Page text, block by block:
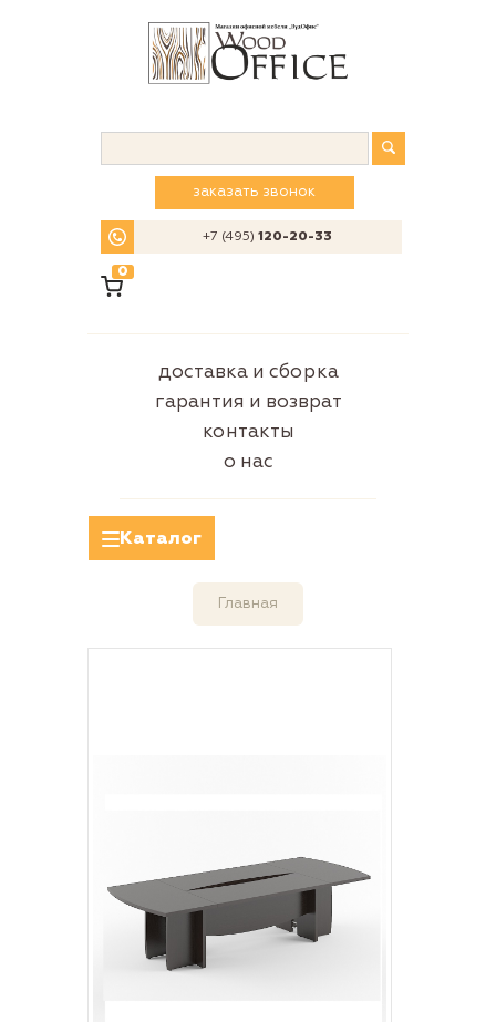
заказать звонок
+7 (495)120-20-33
0
доставка и сборка
гарантия и возврат
контакты
о нас
Каталог
Главная